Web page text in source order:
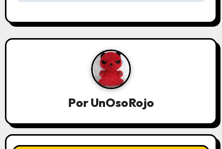
PorUnOsoRojo